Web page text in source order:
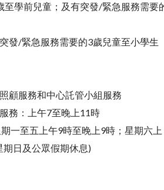
至學前兒童；及有突發/緊急服務需要
發/緊急服務需要的3歲兒童至小學生
顧服務和中心託管小組服務
務：上午7至晚上11時
一至五上午9時至晚上9時；星期六上
日及公眾假期休息)